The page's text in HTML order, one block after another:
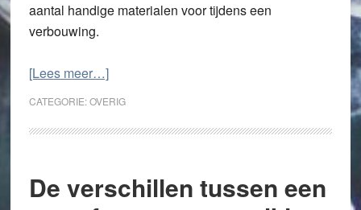
aantal handige materialen voor tijdens een
verbouwing.
[Lees meer…]overHandige
een
CATEGORIE:OVERIG
De verschillen tussen een